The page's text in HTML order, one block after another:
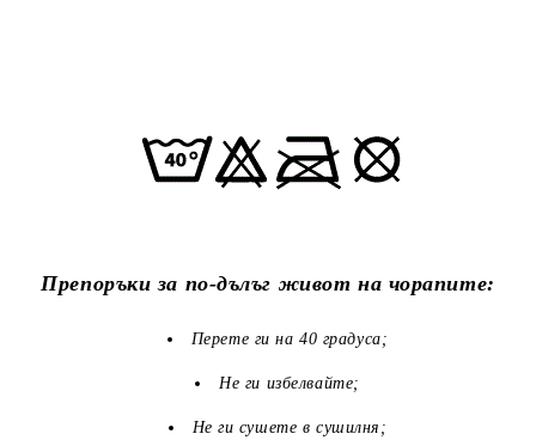
Препоръки за по-дълъг живот на чорапите:
Перете ги на 40 градуса;
Не ги избелвайте;
Не ги сушете в сушилня;